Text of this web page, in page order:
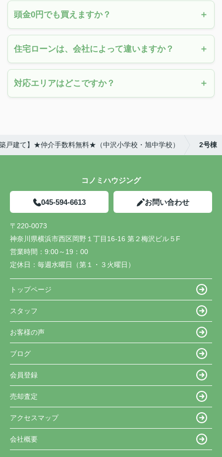
頭金0円でも買えますか？
住宅ローンは、会社によって違いますか？
対応エリアはどこですか？
戸建て】★仲介手数料無料★（中沢小学校・旭中学校） 2号棟
コノミハウジング
045-594-6613 お問い合わせ
〒220-0073
神奈川県横浜市西区岡野１丁目16-16 第２梅沢ビル５F
営業時間： 9:00～19：00
定休日： 毎週水曜日（第１・３火曜日）
トップページ
スタッフ
お客様の声
ブログ
会員登録
売却査定
アクセスマップ
会社概要